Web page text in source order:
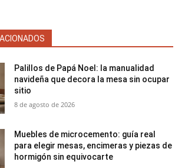
Palillos de Papá Noel: la manualidad
navideña que decora la mesa sin ocupar
sitio
8 de agosto de 2026
Muebles de microcemento: guía real
para elegir mesas, encimeras y piezas de
hormigón sin equivocarte